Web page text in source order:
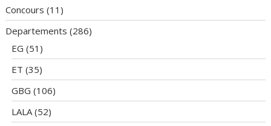
Concours (11)
Departements (286)
EG (51)
ET (35)
GBG (106)
LALA(52)